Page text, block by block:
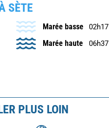
SÈTE
Marée basse 02h17
Marée haute 06h37
PLUS LOIN